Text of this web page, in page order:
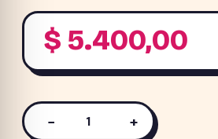
$ 5.400,00
Rascador
− +